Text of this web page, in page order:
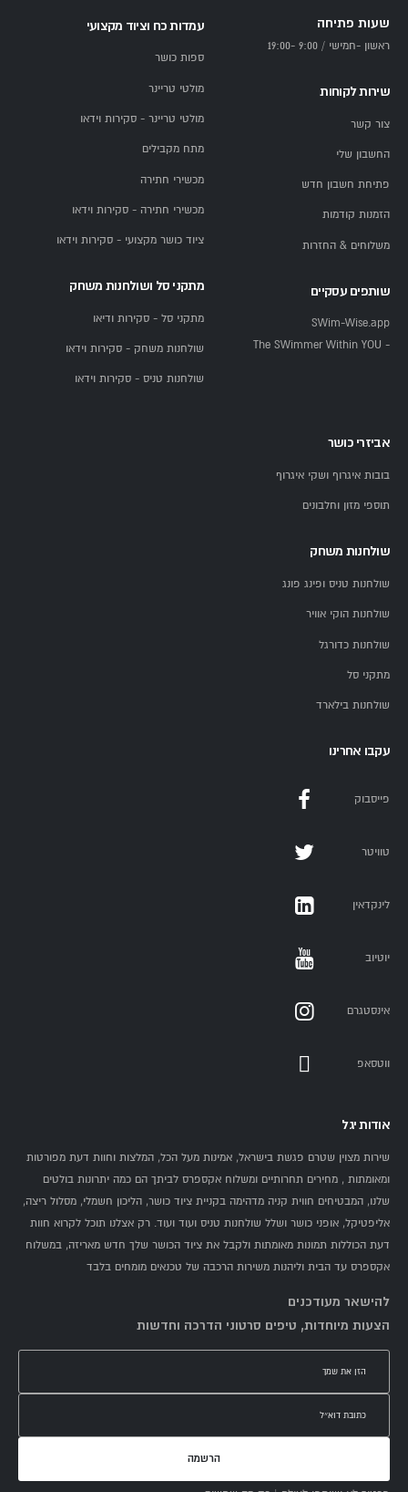
שעות פתיחה
ראשון -חמישי / 9:00 -19:00
שירות לקוחות
צור קשר
החשבון שלי
פתיחת חשבון חדש
הזמנות קודמות
משלוחים & החזרות
שותפים עסקיים
SWim-Wise.app
- The SWimmer Within YOU
עמדות כח וציוד מקצועי
ספות כושר
מולטי טריינר
מולטי טריינר - סקירות וידאו
מתח מקבילים
מכשירי חתירה
מכשירי חתירה - סקירות וידאו
ציוד כושר מקצועי - סקירות וידאו
מתקני סל ושולחנות משחק
מתקני סל - סקירות ודיאו
שולחנות משחק - סקירות וידאו
שולחנות טניס - סקירות וידאו
אביזרי כושר
בובות איגרוף ושקי איגרוף
תוספי מזון וחלבונים
שולחנות משחק
שולחנות טניס ופינג פונג
שולחנות הוקי אוויר
שולחנות כדורגל
מתקני סל
שולחנות בילארד
עקבו אחרינו
פייסבוק
טוויטר
לינקדאין
יוטיוב
אינסטגרם
ווטסאפ
אודות יגל
שירות מצוין שטרם פגשת בישראל, אמינות מעל הכל, המלצות וחוות דעת מפורטות
ומאומתות , מחירים תחרותיים ומשלוח אקספרס לביתך הם כמה יתרונות בולטים
שלנו, המבטיחים חווית קניה מדהימה בקניית ציוד כושר, הליכון חשמלי, מסלול ריצה,
אליפטיקל, אופני כושר ושלל שולחנות טניס ועוד ועוד. רק אצלנו תוכל לקרוא חוות
דעת הכוללות תמונות מאומתות ולקבל את ציוד הכושר שלך חדש מאריזה, במשלוח
אקספרס עד הבית וליהנות משירות הרכבה של טכנאים מומחים בלבד
להישאר מעודכנים
הצעות מיוחדות, טיפים סרטוני הדרכה וחדשות
הרשמה